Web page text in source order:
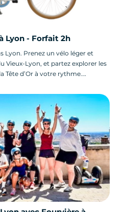
Lyon - Forfait 2h
Lyon. Prenez un vélo léger et
Vieux-Lyon, et partez explorer les
Tête d’Or à votre rythme.